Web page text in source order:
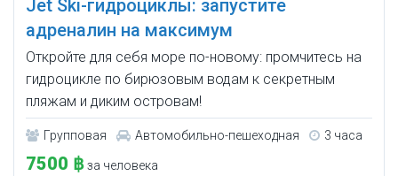
Jet Ski-гидроциклы: запустите
адреналин на максимум
Откройте для себя море по-новому: промчитесь на
гидроцикле по бирюзовым водам к секретным
пляжам и диким островам!
Групповая Автомобильно-пешеходная 3 часа
7500 ฿за человека